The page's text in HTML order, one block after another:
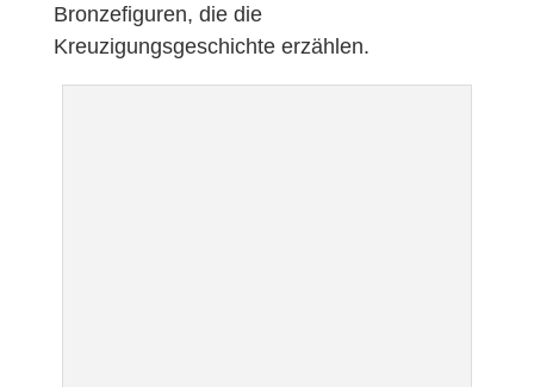
Bronzefiguren, die die
Kreuzigungsgeschichte erzählen.